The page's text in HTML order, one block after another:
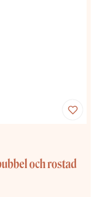
och rostad